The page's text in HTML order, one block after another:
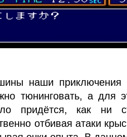
наши приключения
тюнинговать, а для
придётся, как ни
отбивая атаки